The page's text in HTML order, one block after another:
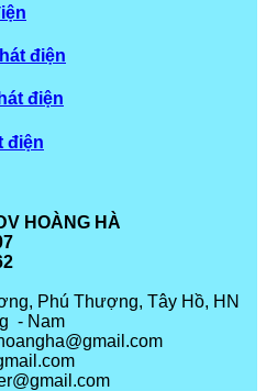
điện
điện
điện
HOÀNG HÀ
Phú Thượng, Tây Hồ, HN
- Nam